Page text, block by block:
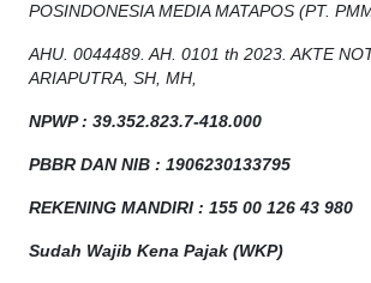
POSINDONESIA MEDIA MATAPOS (PT.
AHU. 0044489. AH. 0101 th 2023. AKTE
ARIAPUTRA, SH, MH,
NPWP: 39.352.823.7-418.000
PBBR DAN NIB : 1906230133795
REKENING MANDIRI : 155 00 126 43 980
Sudah Wajib Kena Pajak (WKP)